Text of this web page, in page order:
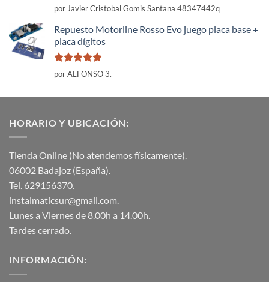
Valorado
con
por Javier Cristobal Gomis Santana 48347442q
Repuesto Motorline Rosso Evo juego placa base +
placa dígitos
Valorado
con
por ALFONSO 3.
HORARIO Y UBICACIÓN:
Tienda Online (No atendemos físicamente).
06002 Badajoz (España).
Tel. 629156370.
instalmaticsur@gmail.com.
Lunes a Viernes de 8.00h a 14.00h.
Tardes cerrado.
INFORMACIÓN: